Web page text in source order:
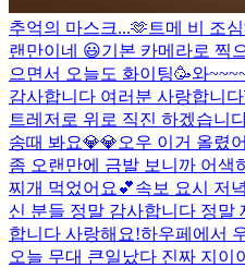
추억의 마스크...🫶 트메 비 조
랜만이네 😃기본 카메라로 찍
으면서 오늘도 화이팅🥳와
감사합니다 여러분 사랑합니
트레저로 위로 직진 하겠습니
송때 봐요💎💎오우 이거 올렸
좀 오랜만에 금발 보니까 어색
찌개 먹었어요💕속보 요시 저
신 분들 정말 감사합니다 정말
합니다 사랑해요!하우페에서
오늘 무대 큰일났다 진짜 지이